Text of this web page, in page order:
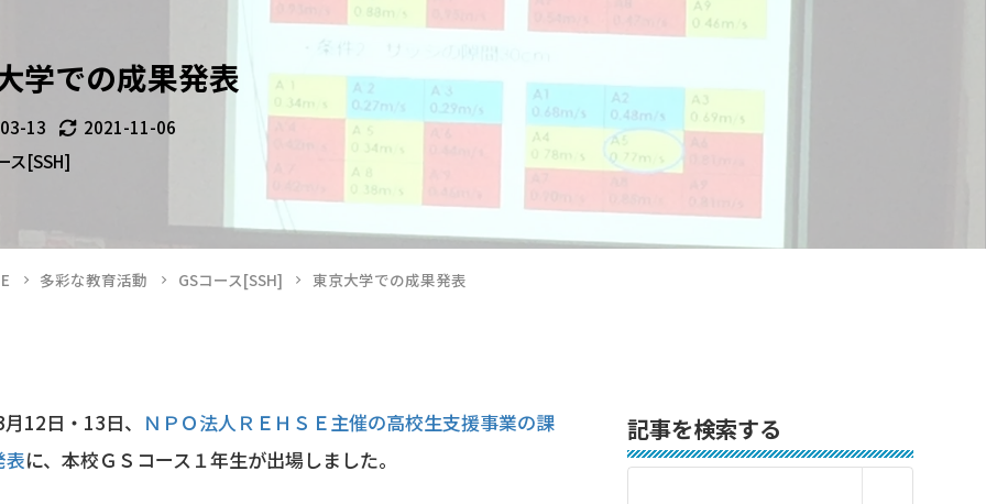
学での成果発表
13
2021-11-06
ス[SSH]
多彩な教育活動 GSコース[SSH] 東京大学での成果発表
12日・13日、 ＮＰＯ法人ＲＥＨＳＥ主催の高校生支援事業の課
表に、本校ＧＳコース１年生が出場しました。
記事を検索する